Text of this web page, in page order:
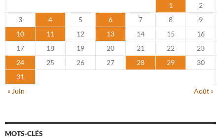
1
2
3
4 5 6 7 8
9
10
11 12 13 14 15
16
17
18 19 20 21 22
23
24
25 26 27 28 29
30
31
« Juin
Août »
MOTS-CLÉS